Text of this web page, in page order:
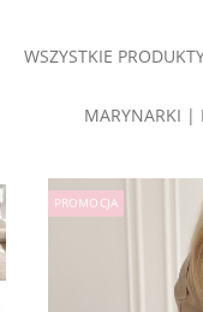
WSZYSTKIE
MARYNARKI |
PROMOCJA